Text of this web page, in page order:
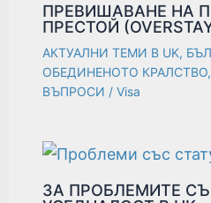
ПРЕВИШАВАНЕ НА
ПРЕСТОЙ
АКТУАЛНИ ТЕМИ В UK,
ОБЕДИНЕНОТО КРАЛСТВО,
ВЪПРОСИ /Visa
ЗА ПРОБЛЕМИТЕ